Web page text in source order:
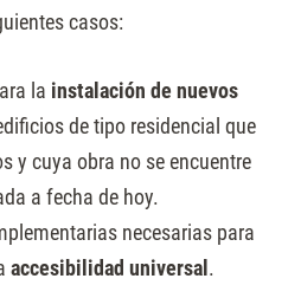
casos:
la instalación de nuevos
de tipo residencial que
y cuya obra no se encuentre
a fecha de hoy.
necesarias para
accesibilidad universal .